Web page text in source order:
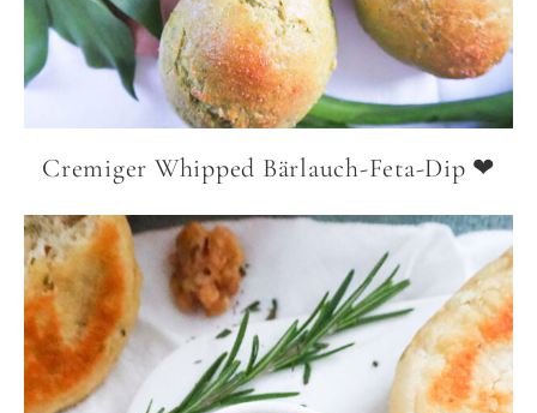
Cremiger Whipped Bärlauch-Feta-Dip ❤